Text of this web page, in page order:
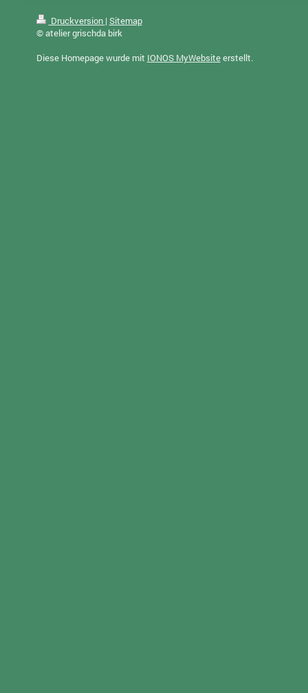
Druckversion | Sitemap
© atelier grischda birk
Diese Homepage wurde mit IONOS MyWebsiteerstellt.